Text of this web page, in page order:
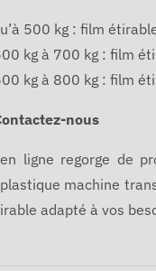
500 kg : film
kg à 700 kg : film
kg à 800 kg : film
nous
ligne regorge de
machine
adapté à vos